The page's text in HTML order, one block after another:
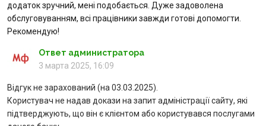
додаток зручний, мені подобається. Дуже задоволена
обслуговуванням, всі працівники завжди готові допомогти.
Рекомендую!
Ответ администратора
3 марта 2025, 16:09
Відгук не зарахований (на 03.03.2025).
Користувач не надав докази на запит адміністрації сайту, які
підтверджують, що він є клієнтом або користувався послугами